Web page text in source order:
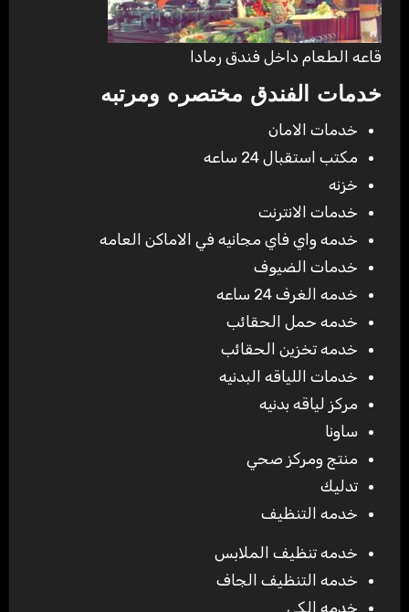
قاعه الطعام داخل فندق رمادا
خدمات الفندق مختصره ومرتبه
خدمات الامان
مكتب استقبال 24 ساعه
خزنه
خدمات الانترنت
خدمه واي فاي مجانيه في الاماكن العامه
خدمات الضيوف
خدمه الغرف 24 ساعه
خدمه حمل الحقائب
خدمه تخزين الحقائب
خدمات اللياقه البدنيه
مركز لياقه بدنيه
ساونا
منتج ومركز صحي
تدليك
خدمه التنظيف
خدمه تنظيف الملابس
خدمه التنظيف الجاف
خدمه الكي